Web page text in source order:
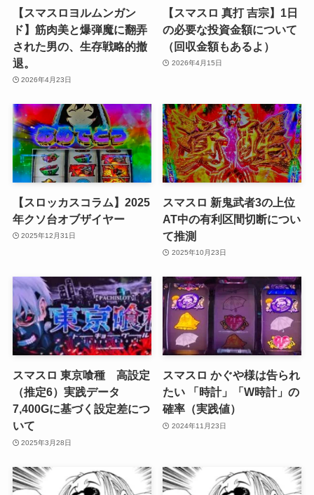
【スマスロヨルムンガン
ド】筋肉美と爆弾魔に翻弄
された男の、生存戦略的撤
退。
2026年4月23日
【スマスロ 真打 吉宗】1日
の必要な投資金額について
（回収金額もあるよ）
2026年4月15日
【スロッカスコラム】2025
年クソ台オブザイヤー
2025年12月31日
スマスロ 新鬼武者3の上位
AT中の有利区間切断につい
て推測
2025年10月23日
スマスロ 東京喰種 高設定
（推定6）実践データ
7,400Gに基づく設定差につ
いて
2025年3月28日
スマスロ かぐや様は告られ
たい 「時計」「W時計」の
確率（実践値）
2024年11月23日